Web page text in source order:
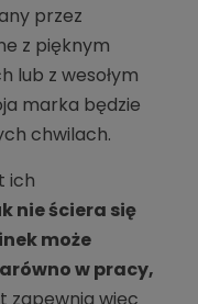
przez
z pięknym
lub z wesołym
marka będzie
chwilach.
ich
nie ściera się
może
w pracy,
zapewnia więc